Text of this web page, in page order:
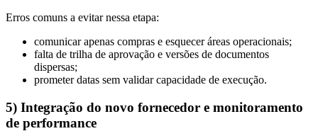
Erros comuns a evitar nessa etapa:
comunicar apenas compras e esquecer áreas operacionais;
falta de trilha de aprovação e versões de documentos
dispersas;
prometer datas sem validar capacidade de execução.
5) Integração do novo fornecedor e monitoramento
de performance